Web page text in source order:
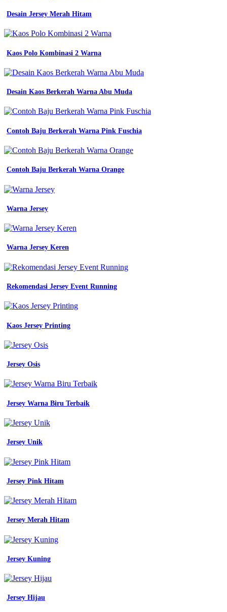
Dongker
Kaos
Lengan
Panjang
-
Jersey
-
Desain
-
Print
-
Batik
Anak
Sd
-
Warna
Pdh
Warna
Jersey
Buat
Kerja
Baju
Atasan
Batik
-
Pakaian
Seragam
Jalasenastri
Baju
Adem
Desain
Karang
-
Baju
Praktek
Smk
Tbsm
-
Baju
Eiger
Buat
Desain Jersey Merah Hitam
Kaos Polo Kombinasi 2 Warna
Desain Kaos Berkerah Warna Abu Muda
Contoh Baju Berkerah Warna Pink Fuschia
Contoh Baju Berkerah Warna Orange
Warna Jersey
Warna Jersey Keren
Rekomendasi Jersey Event Running
Kaos Jersey Printing
Jersey Osis
Jersey Warna Biru Terbaik
Jersey Unik
Jersey Pink Hitam
Jersey Merah Hitam
Jersey Kuning
Jersey Hijau